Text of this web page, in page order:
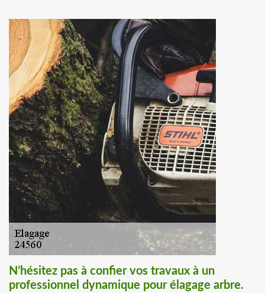
N’hésitez pas à confier vos travaux à un
professionnel dynamique pour élagage arbre.